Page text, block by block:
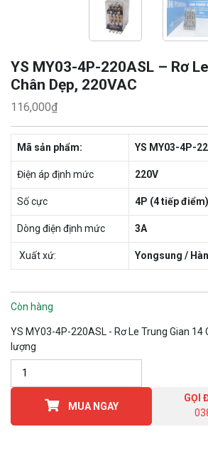
YS MY03-4P-220ASL – Rơ
Chân Dẹp, 220VAC
116,000₫
Mã sản phẩm: YS MY03-4P-
Điện áp định mức 220V
Số cực 4P (4 tiếp điểm)
Dòng điện định mức 3A
Xuất xứ: Yongsung /
Còn hàng
YS MY03-4P-220ASL - Rơ Le Trung Gian 14
lượng
MUA NGAY
GỌI